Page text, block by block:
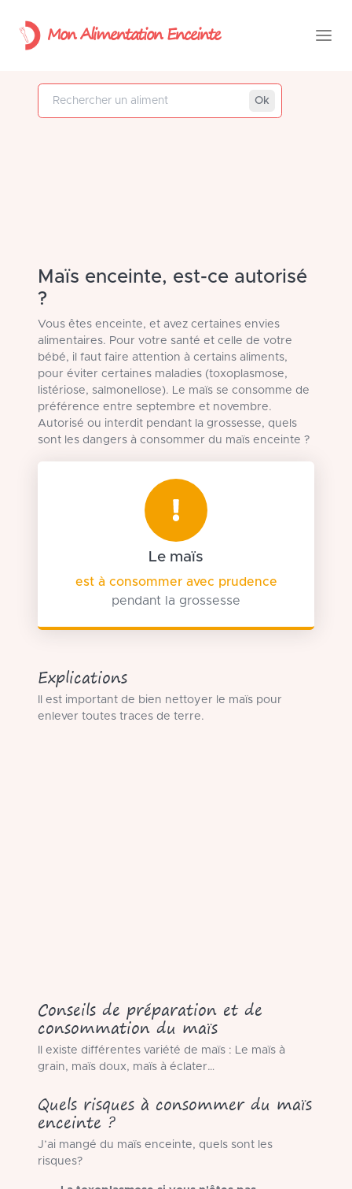
Mon Alimentation Enceinte
Rechercher un aliment
Ok
Maïs enceinte, est-ce autorisé
?
Vous êtes enceinte, et avez certaines envies
alimentaires. Pour votre santé et celle de votre
bébé, il faut faire attention à certains aliments,
pour éviter certaines maladies (toxoplasmose,
listériose, salmonellose). Le maïs se consomme de
préférence entre septembre et novembre.
Autorisé ou interdit pendant la grossesse, quels
sont les dangers à consommer du maïs enceinte ?
Le maïs
est à consommer avec prudence
pendant la grossesse
Explications
Il est important de bien nettoyer le maïs pour
enlever toutes traces de terre.
Conseils de préparation et de
consommation du maïs
Il existe différentes variété de maïs : Le maïs à
grain, maïs doux, maïs à éclater…
Quels risques à consommer du maïs
enceinte ?
J’ai mangé du maïs enceinte, quels sont les
risques?